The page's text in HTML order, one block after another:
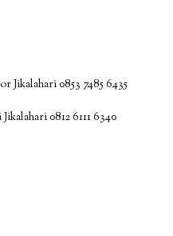
0853 7485 6435
0812 6111 6340